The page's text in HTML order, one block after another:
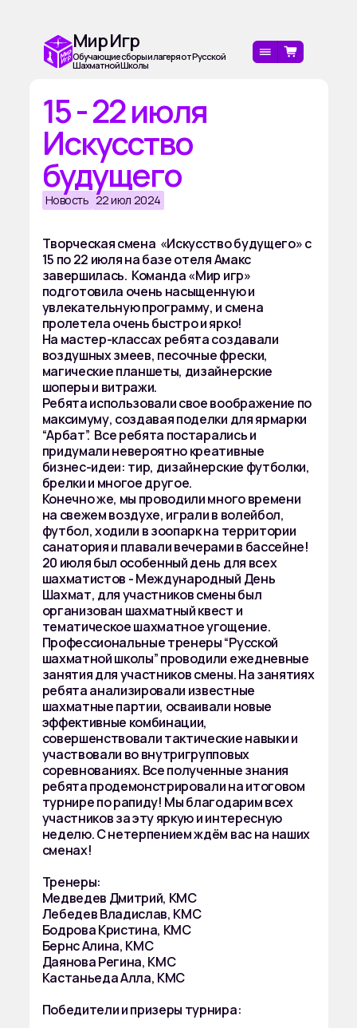
Мир Игр
Обучающие сборы и лагеря от Русской
Шахматной Школы
15 - 22 июля
Искусство
будущего
Новость 22 июл 2024
Творческая смена «Искусство будущего» с
15 по 22 июля на базе отеля Амакс
завершилась. Команда «Мир игр»
подготовила очень насыщенную и
увлекательную программу, и смена
пролетела очень быстро и ярко!
На мастер-классах ребята создавали
воздушных змеев, песочные фрески,
магические планшеты, дизайнерские
шоперы и витражи.
Ребята использовали свое воображение по
максимуму, создавая поделки для ярмарки
“Арбат”. Все ребята постарались и
придумали невероятно креативные
бизнес-идеи: тир, дизайнерские футболки,
брелки и многое другое.
Конечно же, мы проводили много времени
на свежем воздухе, играли в волейбол,
футбол, ходили в зоопарк на территории
санатория и плавали вечерами в бассейне!
20 июля был особенный день для всех
шахматистов - Международный День
Шахмат, для участников смены был
организован шахматный квест и
тематическое шахматное угощение.
Профессиональные тренеры “Русской
шахматной школы” проводили ежедневные
занятия для участников смены. На занятиях
ребята анализировали известные
шахматные партии, осваивали новые
эффективные комбинации,
совершенствовали тактические навыки и
участвовали во внутригрупповых
соревнованиях. Все полученные знания
ребята продемонстрировали на итоговом
турнире по рапиду! Мы благодарим всех
участников за эту яркую и интересную
неделю. С нетерпением ждём вас на наших
сменах!
Тренеры:
Медведев Дмитрий, КМС
Лебедев Владислав, КМС
Бодрова Кристина, КМС
Бернс Алина, КМС
Даянова Регина, КМС
Кастаньеда Алла, КМС
Победители и призеры турнира: